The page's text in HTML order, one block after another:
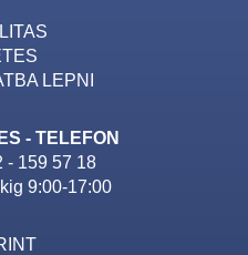
LEPNI
- TELEFON
- 159 57 18
9:00-17:00